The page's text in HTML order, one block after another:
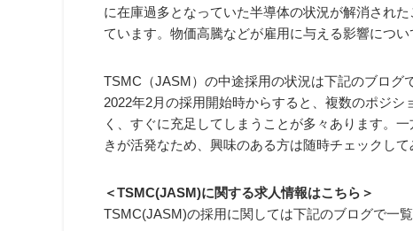
に在庫過多となっていた半導体の状況が解消され
ています。物価高騰などが雇用に与える影響につ
TSMC（JASM）の中途採用の状況は下記のブログ
2022年2月の採用開始時からすると、複数のポジ
く、すぐに充足してしまうことが多々あります。
きが活発なため、興味のある方は随時チェックして
＜TSMC(JASM)に関する求人情報はこちら＞
TSMC(JASM)の採用に関しては下記のブログで一